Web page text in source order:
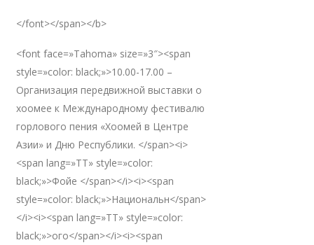
</font></span></b>
<font face=»Tahoma» size=»3″><span
style=»color: black;»>10.00-17.00 –
Организация передвижной выставки о
хоомее к Международному фестивалю
горлового пения «Хоомей в Центре
Азии» и Дню Республики. </span><i>
<span lang=»TT» style=»color:
black;»>Фойе </span></i><i><span
style=»color: black;»>Национальн</span>
</i><i><span lang=»TT» style=»color:
black;»>ого</span></i><i><span